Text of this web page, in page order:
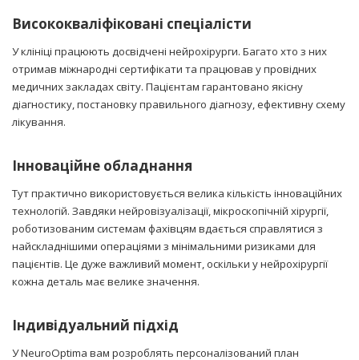
Висококваліфіковані спеціалісти
У клініці працюють досвідчені нейрохірурги. Багато хто з них
отримав міжнародні сертифікати та працював у провідних
медичних закладах світу. Пацієнтам гарантовано якісну
діагностику, постановку правильного діагнозу, ефективну схему
лікування.
Інноваційне обладнання
Тут практично використовується велика кількість інноваційних
технологій. Завдяки нейровізуалізації, мікроскопічній хірургії,
роботизованим системам фахівцям вдається справлятися з
найскладнішими операціями з мінімальними ризиками для
пацієнтів. Це дуже важливий момент, оскільки у нейрохірургії
кожна деталь має велике значення.
Індивідуальний підхід
У NeuroOptima вам розроблять персоналізований план